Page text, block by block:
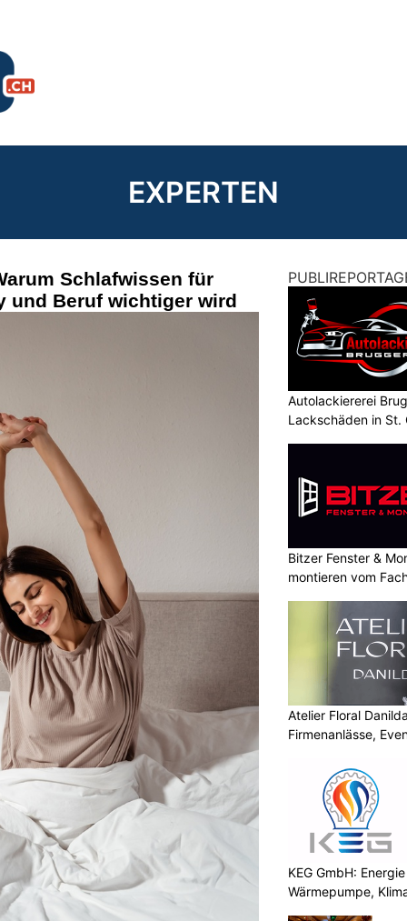
EXPERTEN
Schlafwissen für
und Beruf wichtiger wird
Autolackiererei
Lackschäden in St.
Bitzer Fenster &
montieren vom
Atelier Floral
Firmenanlässe,
KEG GmbH:
Wärmepumpe,